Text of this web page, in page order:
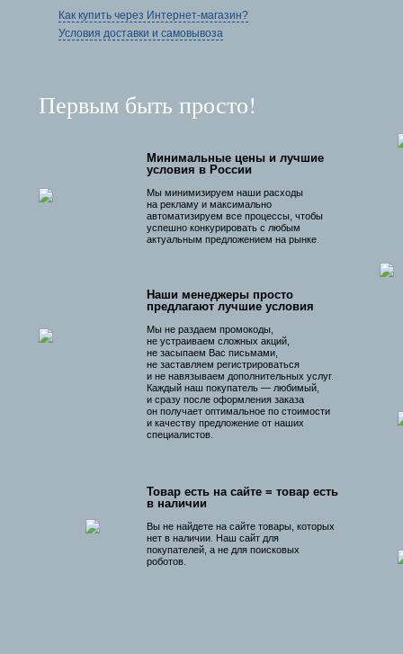
Как купить через Интернет-магазин?
Условия доставки и самовывоза
Первым быть просто!
Минимальные цены и лучшие
условия в России
Мы минимизируем наши расходы
на рекламу и максимально
автоматизируем все процессы, чтобы
успешно конкурировать с любым
актуальным предложением на рынке.
Наши менеджеры просто
предлагают лучшие условия
Мы не раздаем промокоды,
не устраиваем сложных акций,
не засыпаем Вас письмами,
не заставляем регистрироваться
и не навязываем дополнительных услуг.
Каждый наш покупатель — любимый,
и сразу после оформления заказа
он получает оптимальное по стоимости
и качеству предложение от наших
специалистов.
Товар есть на сайте = товар есть
в наличии
Вы не найдете на сайте товары, которых
нет в наличии. Наш сайт для
покупателей, а не для поисковых
роботов.